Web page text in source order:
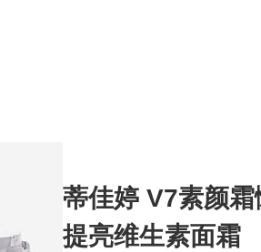
蒂佳婷 V7素颜
提亮维生素面霜